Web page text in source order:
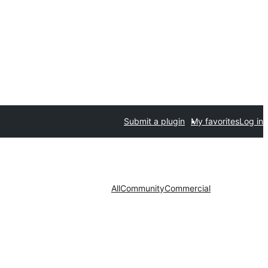
Submit a plugin My favoritesLog in
AllCommunityCommercial